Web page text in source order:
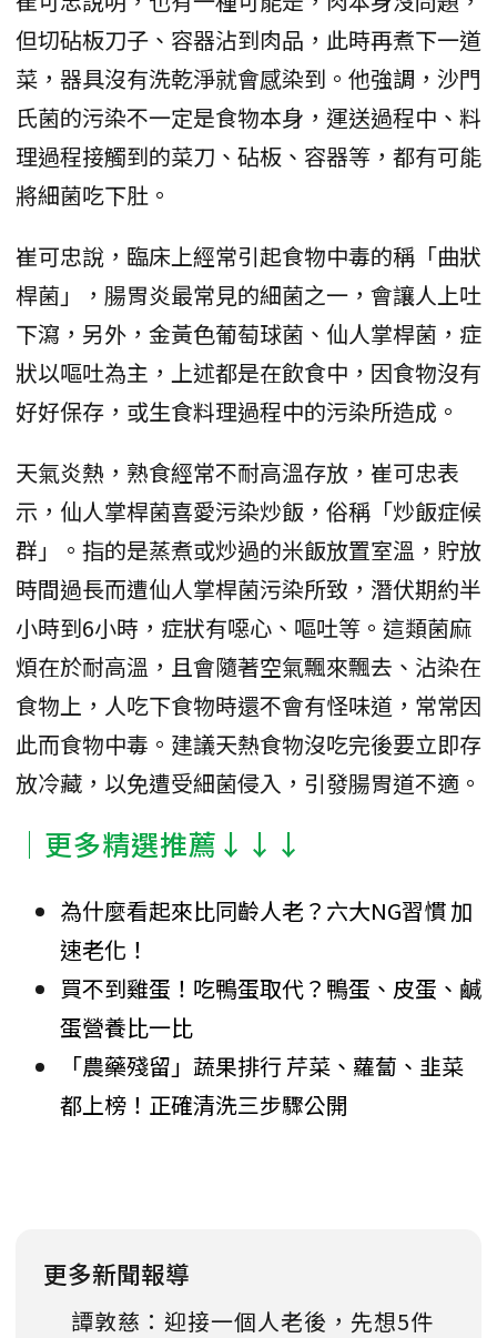
但切砧板刀子、容器沾到肉品，此時再煮下一道
菜，器具沒有洗乾淨就會感染到。他強調，沙門
氏菌的污染不一定是食物本身，運送過程中、料
理過程接觸到的菜刀、砧板、容器等，都有可能
將細菌吃下肚。
崔可忠說，臨床上經常引起食物中毒的稱「曲狀
桿菌」，腸胃炎最常見的細菌之一，會讓人上吐
下瀉，另外，金黃色葡萄球菌、仙人掌桿菌，症
狀以嘔吐為主，上述都是在飲食中，因食物沒有
好好保存，或生食料理過程中的污染所造成。
天氣炎熱，熟食經常不耐高溫存放，崔可忠表
示，仙人掌桿菌喜愛污染炒飯，俗稱「炒飯症候
群」。指的是蒸煮或炒過的米飯放置室溫，貯放
時間過長而遭仙人掌桿菌污染所致，潛伏期約半
小時到6小時，症狀有噁心、嘔吐等。這類菌麻
煩在於耐高溫，且會隨著空氣飄來飄去、沾染在
食物上，人吃下食物時還不會有怪味道，常常因
此而食物中毒。建議天熱食物沒吃完後要立即存
放冷藏，以免遭受細菌侵入，引發腸胃道不適。
│更多精選推薦↓↓↓
為什麼看起來比同齡人老？六大NG習慣 加
速老化！
買不到雞蛋！吃鴨蛋取代？鴨蛋、皮蛋、鹹
蛋營養比一比
「農藥殘留」蔬果排行 芹菜、蘿蔔、韭菜
都上榜！正確清洗三步驟公開
更多新聞報導
譚敦慈：迎接一個人老後，先想5件